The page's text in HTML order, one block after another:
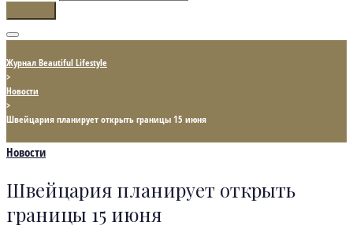
Журнал Beautiful Lifestyle
>
Новости
>
Швейцария планирует открыть границы 15 июня
Новости
Швейцария планирует открыть
границы 15 июня